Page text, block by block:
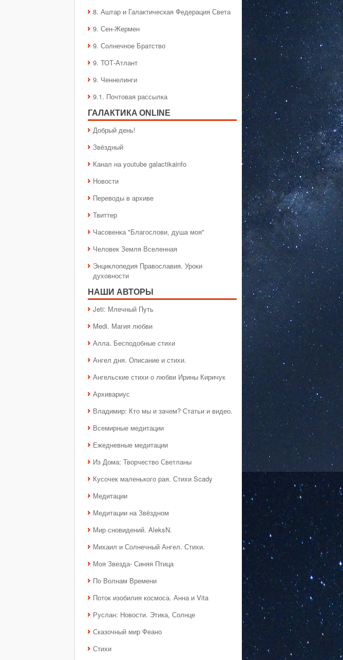
8. Аштар и Галактическая Федерация Света
9. Сен-Жермен
9. Солнечное Братство
9. ТОТ-Атлант
9. Ченнелинги
9.1. Почтовая рассылка
ГАЛАКТИКA ONLINE
Добрый день!
Звёздный
Канал на youtube galactikainfo
Новости
Переводы в архиве
Твиттер
Часовенка "Благослови, душа моя"
Человек Земля Вселенная
Энциклопедия Православия. Уроки
духовности
НАШИ АВТОРЫ
Jeti: Млечный Путь
Medi. Магия любви
Алла. Бесподобные стихи
Ангел дня. Описание и стихи.
Ангельские стихи о любви Ирины Киричук
Архивариус
Владимир: Кто мы и зачем? Статьи и видео.
Всемирные медитации
Ежедневные медитации
Из Дома: Творчество Светланы
Кусочек маленького рая. Стихи Scady
Медитации
Медитации на Звёздном
Мир сновидений. AleksN.
Михаил и Солнечный Ангел. Стихи.
Моя Звезда- Синяя Птица
По Волнам Времени
Поток изобилия космоса. Анна и Vita
Руслан: Новости. Этика, Солнце
Сказочный мир Феано
Стихи